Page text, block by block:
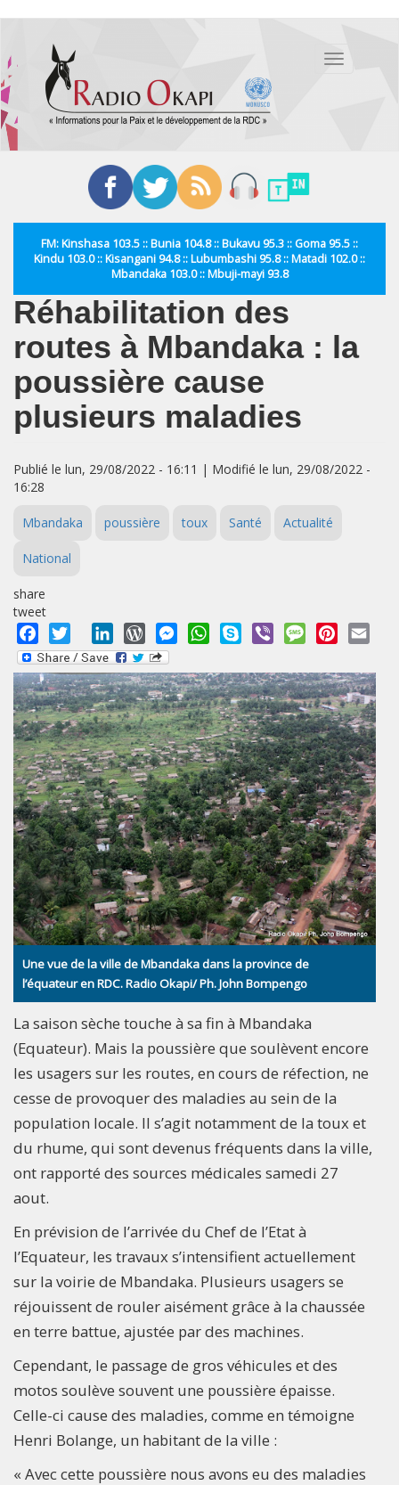
contenu
principal
Toggle
FM: Kinshasa 103.5 :: Bunia 104.8 :: Bukavu 95.3 :: Goma 95.5 ::
Kindu 103.0 :: Kisangani 94.8 :: Lubumbashi 95.8 :: Matadi 102.0 ::
Mbandaka 103.0 :: Mbuji-mayi 93.8
Réhabilitation des
routes à Mbandaka : la
poussière cause
plusieurs maladies
Publié le lun, 29/08/2022 - 16:11 | Modifié le lun, 29/08/2022 -
16:28
Mbandaka poussière toux Santé Actualité
National
share
tweet
Facebook
Twitter LinkedInWordPressMessengerWhatsApp
Skype Viber MessagePinterest
Une vue de la ville de Mbandaka dans la province de
l’équateur en RDC. Radio Okapi/ Ph. John Bompengo
La saison sèche touche à sa fin à Mbandaka
(Equateur). Mais la poussière que soulèvent encore
les usagers sur les routes, en cours de réfection, ne
cesse de provoquer des maladies au sein de la
population locale. Il s’agit notamment de la toux et
du rhume, qui sont devenus fréquents dans la ville,
ont rapporté des sources médicales samedi 27
aout.
En prévision de l’arrivée du Chef de l’Etat à
l’Equateur, les travaux s’intensifient actuellement
sur la voirie de Mbandaka. Plusieurs usagers se
réjouissent de rouler aisément grâce à la chaussée
en terre battue, ajustée par des machines.
Cependant, le passage de gros véhicules et des
motos soulève souvent une poussière épaisse.
Celle-ci cause des maladies, comme en témoigne
Henri Bolange, un habitant de la ville :
« Avec cette poussière nous avons eu des maladies